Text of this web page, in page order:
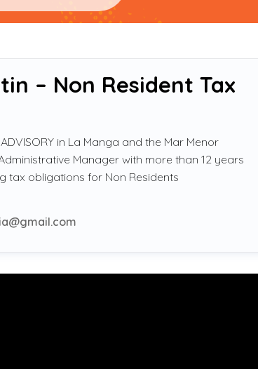
– Non Resident Tax
in La Manga and the Mar Menor
Manager with more than 12 years
tax obligations for Non Residents